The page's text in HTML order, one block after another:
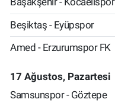
Beşiktaş - Eyüpspor
Amed - Erzurumspor FK
17 Ağustos, Pazartesi
Samsunspor - Göztepe